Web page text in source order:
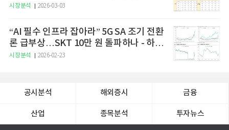
시장분석 2026-03-03
“AI 필수 인프라 잡아라” 5G SA 조기 전환
론 급부상…SKT 10만 원 돌파하나 - 하나
증권
시장분석 2026-02-23
공시분석 해외증시 금융
산업 종목분석 투자뉴스